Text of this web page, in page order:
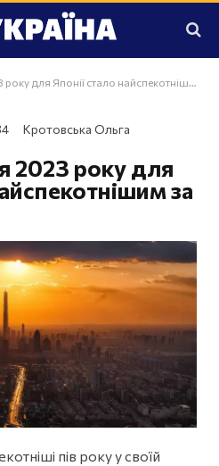
Японії стало найспекотнішим за 120 років
Кротовська Ольга
2023 року для
за
пів року у своїй